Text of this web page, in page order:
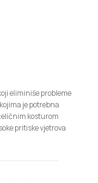
eliminiše probleme
je potrebna
kosturom
pritiske vjetrova